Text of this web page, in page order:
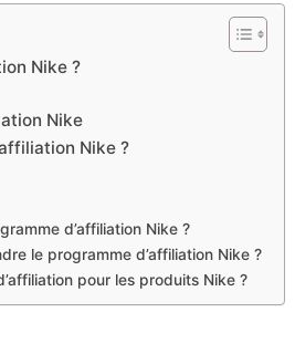
Nike ?
Nike
Nike ?
d’affiliation Nike ?
le programme d’affiliation Nike ?
pour les produits Nike ?